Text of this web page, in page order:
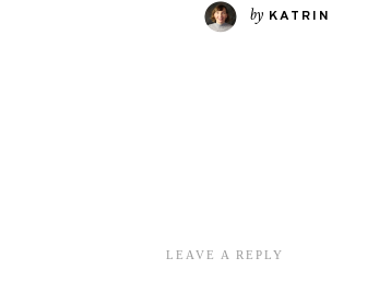
by KATRIN
LEAVE A REPLY